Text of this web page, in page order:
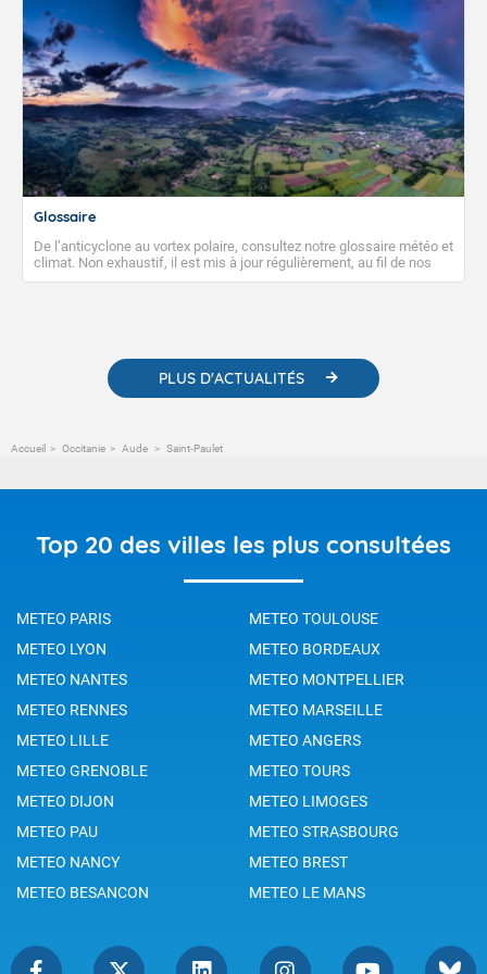
Glossaire
De l’anticyclone au vortex polaire, consultez notre glossaire météo et
climat. Non exhaustif, il est mis à jour régulièrement, au fil de nos
publications. Vous y trouverez également des liens utiles vers nos
PLUS D'ACTUALITÉS
Accueil Occitanie Aude Saint-Paulet
Top 20 des villes les plus consultées
METEO PARIS
METEO TOULOUSE
METEO LYON
METEO BORDEAUX
METEO NANTES
METEO MONTPELLIER
METEO RENNES
METEO MARSEILLE
METEO LILLE
METEO ANGERS
METEO GRENOBLE
METEO TOURS
METEO DIJON
METEO LIMOGES
METEO PAU
METEO STRASBOURG
METEO NANCY
METEO BREST
METEO BESANCON
METEO LE MANS